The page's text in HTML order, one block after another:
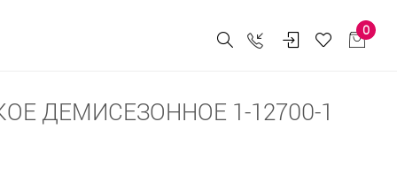
0
ДЕМИСЕЗОННОЕ 1-12700-1